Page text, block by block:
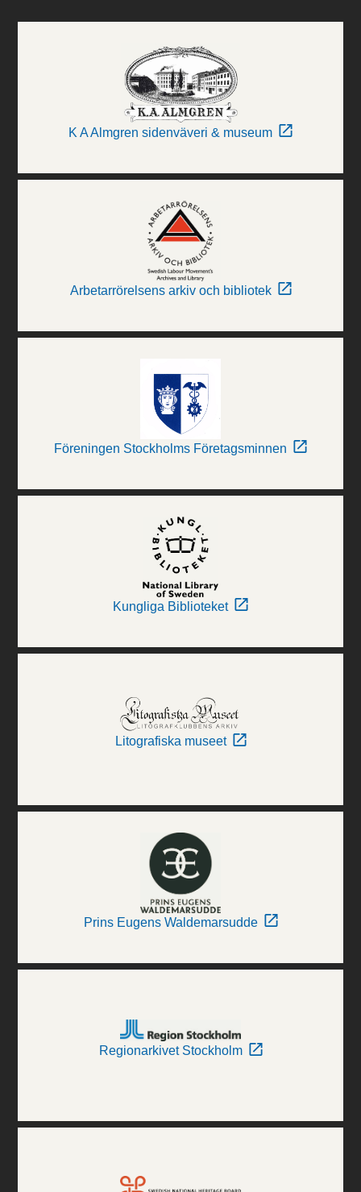
K A Almgren sidenväveri & museum
Arbetarrörelsens arkiv och bibliotek
Föreningen Stockholms Företagsminnen
Kungliga Biblioteket
Litografiska museet
Prins Eugens Waldemarsudde
Regionarkivet Stockholm